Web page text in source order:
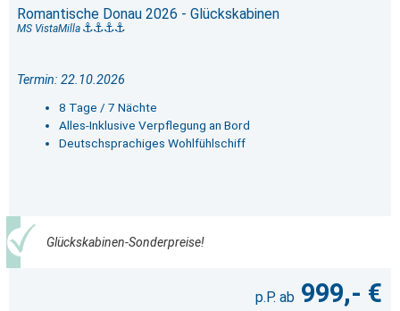
Romantische Donau 2026 - Glückskabinen
MS VistaMilla
Termin: 22.10.2026
8 Tage / 7 Nächte
Alles-Inklusive Verpflegung an Bord
Deutschsprachiges Wohlfühlschiff
Glückskabinen-Sonderpreise!
999,- €